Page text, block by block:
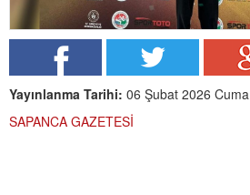
Yayınlanma Tarihi: 06 Şubat 2026 Cuma
SAPANCA GAZETESİ